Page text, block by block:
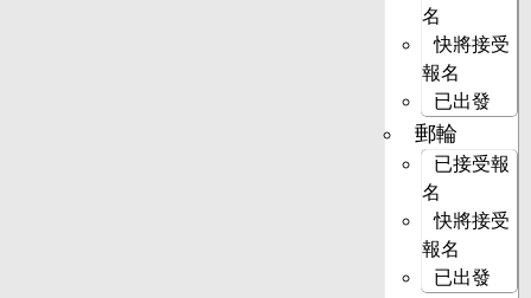
名
快將接受
報名
已出發
郵輪
已接受報
名
快將接受
報名
已出發